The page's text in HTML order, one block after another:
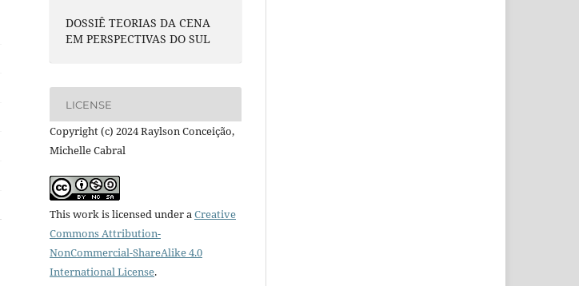
DOSSIÊ TEORIAS DA CENA
EM PERSPECTIVAS DO SUL
LICENSE
Copyright (c) 2024 Raylson Conceição,
Michelle Cabral
This work is licensed under aCreative
Commons Attribution-
NonCommercial-ShareAlike 4.0
International License.